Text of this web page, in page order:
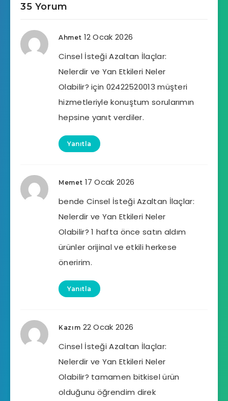
35 Yorum
Ahmet 12 Ocak 2026
Cinsel İsteği Azaltan İlaçlar:
Nelerdir ve Yan Etkileri Neler
Olabilir? için 02422520013 müşteri
hizmetleriyle konuştum sorularımın
hepsine yanıt verdiler.
Yanıtla
Memet 17 Ocak 2026
bende Cinsel İsteği Azaltan İlaçlar:
Nelerdir ve Yan Etkileri Neler
Olabilir? 1 hafta önce satın aldım
ürünler orijinal ve etkili herkese
öneririm.
Yanıtla
Kazım 22 Ocak 2026
Cinsel İsteği Azaltan İlaçlar:
Nelerdir ve Yan Etkileri Neler
Olabilir? tamamen bitkisel ürün
olduğunu öğrendim direk